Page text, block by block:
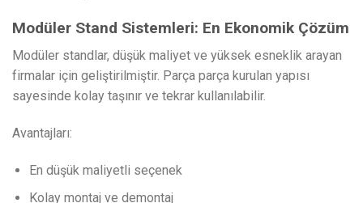
Modüler Stand Sistemleri: En Ekonomik Çözüm
Modüler standlar, düşük maliyet ve yüksek esneklik arayan
firmalar için geliştirilmiştir. Parça parça kurulan yapısı
sayesinde kolay taşınır ve tekrar kullanılabilir.
Avantajları:
En düşük maliyetli seçenek
Kolay montaj ve demontaj